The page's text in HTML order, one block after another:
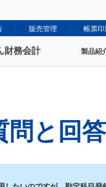
販売管理 帳票印
財務会計 製品紹
問と回答